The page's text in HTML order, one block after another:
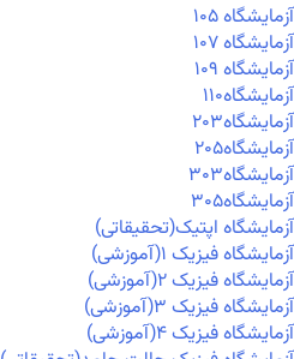
آزمايشگاه ۱۰۵
آزمايشگاه ۱۰۷
آزمايشگاه ۱۰۹
آزمايشگاه۱۱۰
آزمايشگاه۲۰۳
آزمايشگاه۲۰۵
آزمايشگاه۳۰۳
آزمايشگاه۳۰۵
آزمایشگاه اپتیک(تحقیقاتی)
آزمایشگاه فیزیک ۱(آموزشی)
آزمایشگاه فیزیک ۲(آموزشی)
آزمایشگاه فیزیک ۳(آموزشی)
آزمایشگاه فیزیک ۴(آموزشی)